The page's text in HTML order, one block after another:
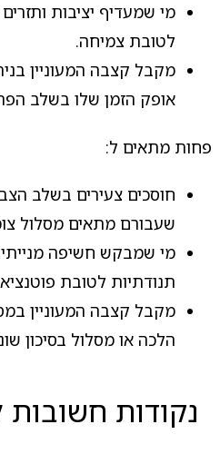
מי שמעדיף יציבות
לטובת צמיחה.
מקבל קצבה המעוניין
אופק הזמן שלו בשלב
פחות מתאים ל:
חוסכים צעירים בשלב
שעבורם מתאים מסלול
מי שמבקש חשיפה
תנודתיות לטובת
מקבל קצבה המעוניין
הלכה או מסלול בסיכון
נקודות חשובות